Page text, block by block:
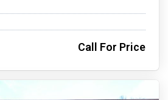
Call For Price